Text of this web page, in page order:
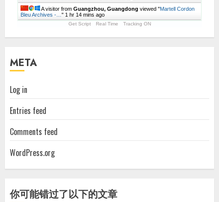
A visitor from Guangzhou, Guangdong viewed "Martell Cordon
Bleu Archives -… " 1 hr 14 mins ago
Get Script Real Time Tracking ON
META
Log in
Entries feed
Comments feed
WordPress.org
你可能错过了以下的文章